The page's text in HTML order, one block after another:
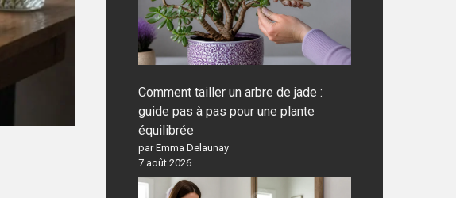
Comment tailler un arbre de jade :
guide pas à pas pour une plante
équilibrée
par Emma Delaunay
7 août 2026